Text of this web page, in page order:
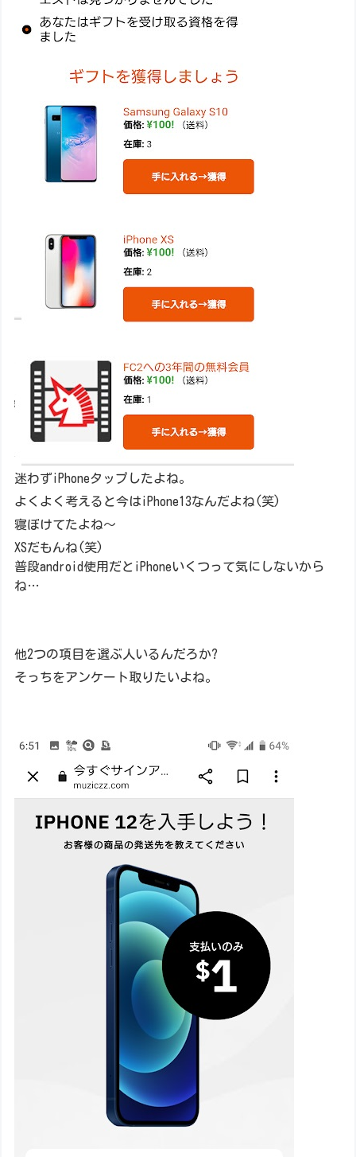
迷わずiPhoneタップしたよね。
よくよく考えると今はiPhone13なんだよね(笑)
寝ぼけてたよね～
XSだもんね(笑)
普段android使用だとiPhoneいくつって気にしないから
ね…
他2つの項目を選ぶ人いるんだろか?
そっちをアンケート取りたいよね。